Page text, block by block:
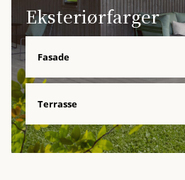
Eksteriørfarger
Fasade
Terrasse